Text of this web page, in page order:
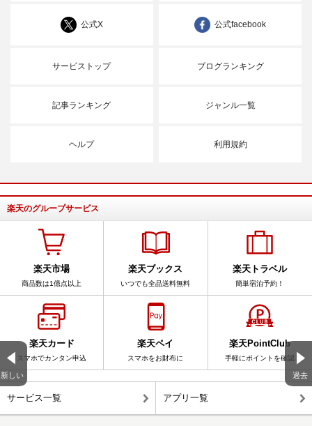
新しい 過去
公式X 公式facebook
サービストップ ブログランキング
記事ランキング ジャンル一覧
ヘルプ 利用規約
楽天のグループサービス
楽天市場
商品数は1億点以上
楽天ブックス
いつでも全品送料無料
楽天トラベル
簡単宿泊予約！
楽天カード
スマホでカンタン申込
楽天ペイ
スマホをお財布に
楽天PointClub
手軽にポイントを確認
サービス一覧 アプリ一覧